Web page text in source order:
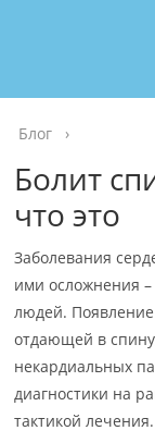
Блог ›
Болит
что это
Заболевания
ими осложнения
людей.
отдающей в
некардиальных
диагностики на
тактикой